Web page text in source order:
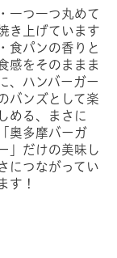
・一つ一つ丸めて
き上げています
・食パンの香りと
感をそのままま
、ハンバーガー
バンズとして楽
しめる、まさに
「奥多摩バーガ
」だけの美味し
につながってい
す！